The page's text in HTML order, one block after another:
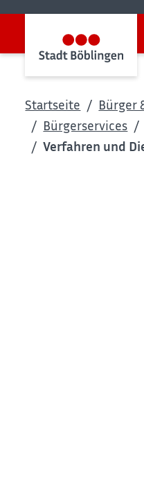
Startseite
Bürger
Bürgerservices
Verfahren und